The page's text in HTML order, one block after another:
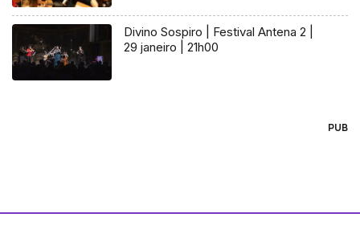
Divino Sospiro | Festival Antena 2 |
29 janeiro | 21h00
PUB